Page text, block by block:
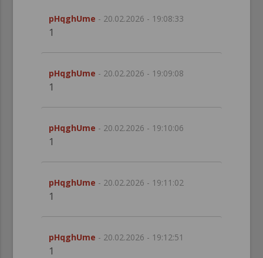
pHqghUme - 20.02.2026 - 19:08:33
1
pHqghUme - 20.02.2026 - 19:09:08
1
pHqghUme - 20.02.2026 - 19:10:06
1
pHqghUme - 20.02.2026 - 19:11:02
1
pHqghUme - 20.02.2026 - 19:12:51
1